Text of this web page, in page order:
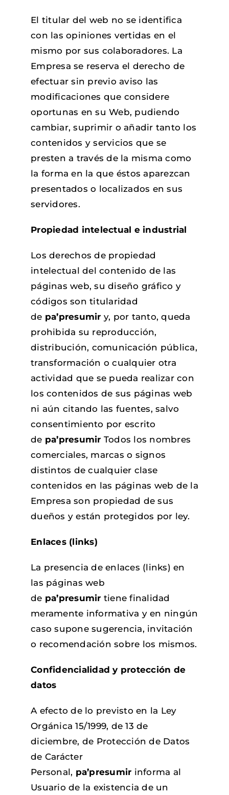
El titular del web no se identifica
con las opiniones vertidas en el
mismo por sus colaboradores. La
Empresa se reserva el derecho de
efectuar sin previo aviso las
modificaciones que considere
oportunas en su Web, pudiendo
cambiar, suprimir o añadir tanto los
contenidos y servicios que se
presten a través de la misma como
la forma en la que éstos aparezcan
presentados o localizados en sus
servidores.
Propiedad intelectual e industrial
Los derechos de propiedad
intelectual del contenido de las
páginas web, su diseño gráfico y
códigos son titularidad
de pa’presumir y, por tanto, queda
prohibida su reproducción,
distribución, comunicación pública,
transformación o cualquier otra
actividad que se pueda realizar con
los contenidos de sus páginas web
ni aún citando las fuentes, salvo
consentimiento por escrito
de pa’presumir Todos los nombres
comerciales, marcas o signos
distintos de cualquier clase
contenidos en las páginas web de la
Empresa son propiedad de sus
dueños y están protegidos por ley.
Enlaces (links)
La presencia de enlaces (links) en
las páginas web
de pa’presumir tiene finalidad
meramente informativa y en ningún
caso supone sugerencia, invitación
o recomendación sobre los mismos.
Confidencialidad y protección de
datos
A efecto de lo previsto en la Ley
Orgánica 15/1999, de 13 de
diciembre, de Protección de Datos
de Carácter
Personal, pa’presumir informa al
Usuario de la existencia de un